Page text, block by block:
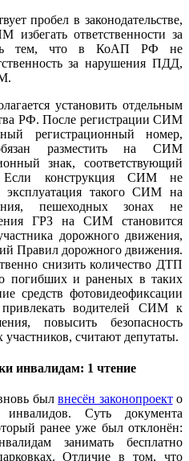
пробел в законодательстве,
ответственности за
тем, что в КоАП РФ не
за нарушения ПДД,
установить отдельным
РФ. После регистрации СИМ
регистрационный номер,
разместить на СИМ
знак, соответствующий
Если конструкция СИМ не
эксплуатация такого СИМ на
пешеходных зонах не
ГРЗ на СИМ становится
дорожного движения,
Правил дорожного движения.
снизить количество ДТП
погибших и раненых в таких
средств фотовидеофиксации
водителей СИМ к
повысить безопасность
считают депутаты.
инвалидам: 1 чтение
былвнесён законопроекто
Суть документа
ранее уже был отклонён:
занимать бесплатно
Отличие в том, что